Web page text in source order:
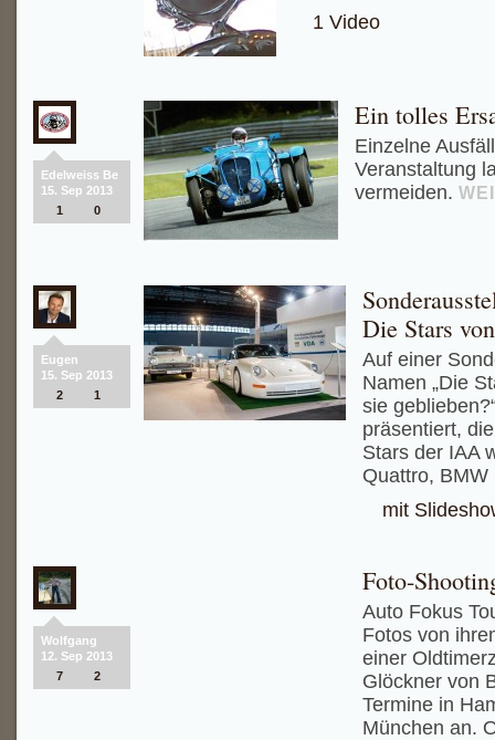
1 Video
Edelweiss Be
15. Sep 2013
1
0
Ein tolles
Einzelne
Veranstaltung
vermeiden.
Eugen
15. Sep 2013
2
1
Die Stars
Auf einer
Namen „Die
sie
präsentiert,
Stars der IAA
Quattro,
mit
Wolfgang
12. Sep 2013
7
2
Foto-
Auto Fokus
Fotos von
einer
Glöckner von
Termine in
München an.